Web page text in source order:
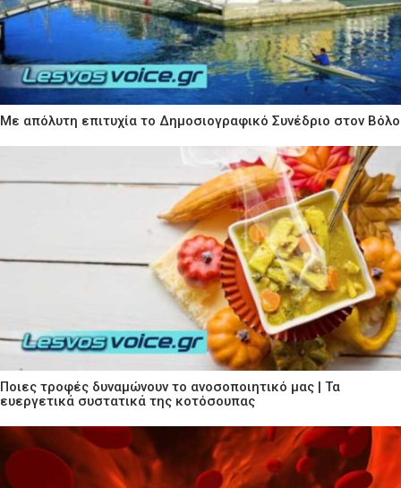
Με απόλυτη επιτυχία το Δημοσιογραφικό Συνέδριο στον Βόλο
Ποιες τροφές δυναμώνουν το ανοσοποιητικό μας | Τα
ευεργετικά συστατικά της κοτόσουπας